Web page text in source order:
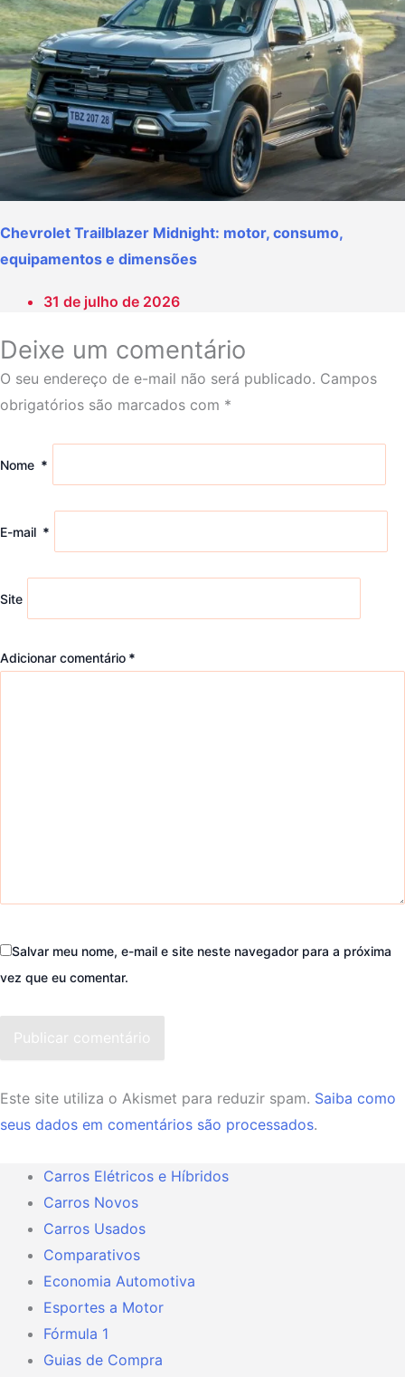
Chevrolet Trailblazer Midnight: motor, consumo,
equipamentos e dimensões
31 de julho de 2026
Deixe um comentário
O seu endereço de e-mail não será publicado. Campos
obrigatórios são marcados com *
Nome *
E-mail *
Site
Adicionar comentário *
Salvar meu nome, e-mail e site neste navegador para a próxima
vez que eu comentar.
Publicar comentário
Este site utiliza o Akismet para reduzir spam. Saiba como
seus dados em comentários são processados.
Carros Elétricos e Híbridos
Carros Novos
Carros Usados
Comparativos
Economia Automotiva
Esportes a Motor
Fórmula 1
Guias de Compra